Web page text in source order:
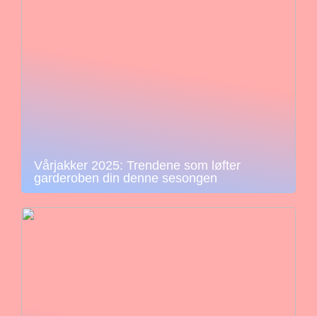
Vårjakker 2025: Trendene som løfter
garderoben din denne sesongen